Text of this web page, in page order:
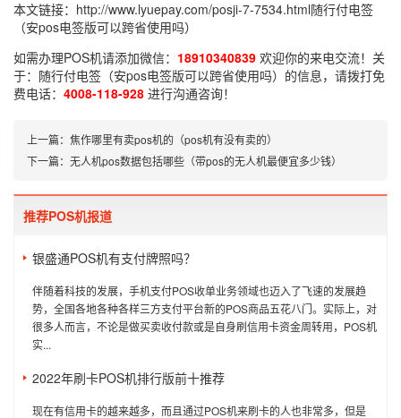
本文链接： http://www.lyuepay.com/posji-7-7534.html随行付电签
（安pos电签版可以跨省使用吗）
如需办理POS机请添加微信： 18910340839 欢迎你的来电交流！关
于： 随行付电签（安pos电签版可以跨省使用吗） 的信息，请拨打免
费电话： 4008-118-928 进行沟通咨询！
上一篇： 焦作哪里有卖pos机的（pos机有没有卖的）
下一篇： 无人机pos数据包括哪些（带pos的无人机最便宜多少钱）
推荐POS机报道
银盛通POS机有支付牌照吗？
伴随着科技的发展，手机支付POS收单业务领域也迈入了飞速的发展趋
势，全国各地各种各样三方支付平台新的POS商品五花八门。实际上，对
很多人而言，不论是做买卖收付款或是自身刷信用卡资金周转用，POS机
实...
2022年刷卡POS机排行版前十推荐
现在有信用卡的越来越多，而且通过POS机来刷卡的人也非常多，但是